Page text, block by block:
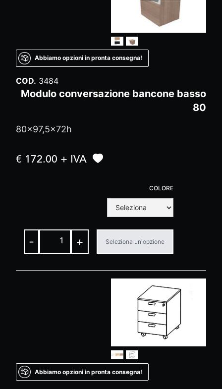
Abbiamo opzioni in pronta consegna!
COD. 3484
Modulo conversazione bancone basso
80
80x97,5x72h
€ 172.00 + IVA
COLORE
- + Seleziona un'opzione
Abbiamo opzioni in pronta consegna!